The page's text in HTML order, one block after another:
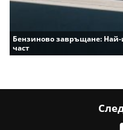
Бензиново завръщане:
част